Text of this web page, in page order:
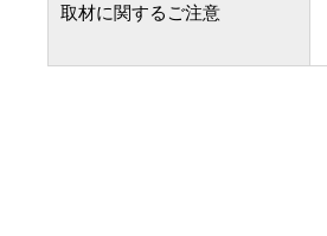
取材に関するご注意